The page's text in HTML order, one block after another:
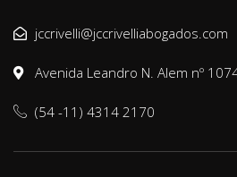
jccrivelli@jccrivelliabogados.com
Avenida Leandro N. Alem nº
(54 -11) 4314 2170